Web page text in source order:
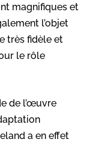
magnifiques et
l’objet
très fidèle et
le rôle
de l’œuvre
a en effet